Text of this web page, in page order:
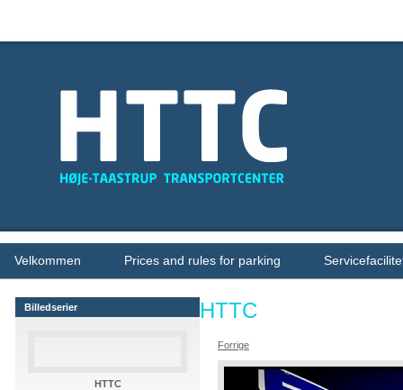
Velkommen Prices and rules for parking
Billedserier
HTTC
HTTC
Forrige